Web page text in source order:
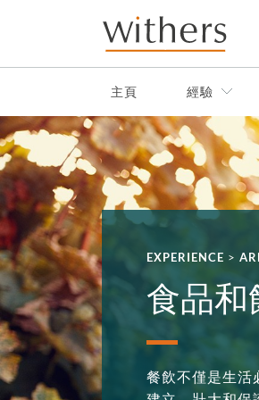
Skip to main content
主頁 經驗
EXPERIENCE >
食品和
餐飲不僅是生活